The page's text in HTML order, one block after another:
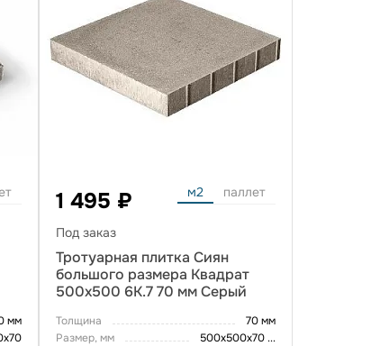
мм
1 495 ₽ м2 паллет
Под заказ
Тротуарная плитка Сиян
большого размера Квадрат
500x500 6К.7 70 мм Серый
Толщина
70 мм
Размер, мм
500х500х70...